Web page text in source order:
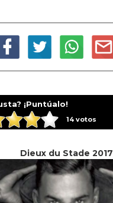
¡Puntúalo!
14votos
Dieux du Stade 2017